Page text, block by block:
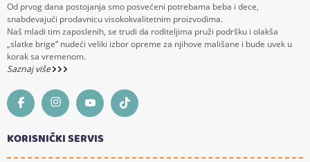
Od prvog dana postojanja smo posvećeni potrebama beba i dece,
snabdevajući prodavnicu visokokvalitetnim proizvodima.
Naš mladi tim zaposlenih, se trudi da roditeljima pruži podršku i olakša
„slatke brige“ nudeći veliki izbor opreme za njihove mališane i bude uvek u
korak sa vremenom.
Saznaj više
KORISNIČKI SERVIS